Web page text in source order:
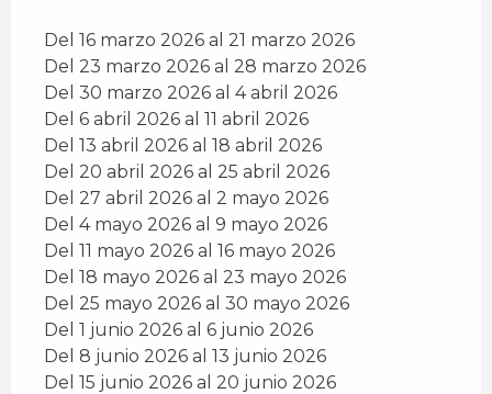
Del 16 marzo 2026 al 21 marzo 2026
Del 23 marzo 2026 al 28 marzo 2026
Del 30 marzo 2026 al 4 abril 2026
Del 6 abril 2026 al 11 abril 2026
Del 13 abril 2026 al 18 abril 2026
Del 20 abril 2026 al 25 abril 2026
Del 27 abril 2026 al 2 mayo 2026
Del 4 mayo 2026 al 9 mayo 2026
Del 11 mayo 2026 al 16 mayo 2026
Del 18 mayo 2026 al 23 mayo 2026
Del 25 mayo 2026 al 30 mayo 2026
Del 1 junio 2026 al 6 junio 2026
Del 8 junio 2026 al 13 junio 2026
Del 15 junio 2026 al 20 junio 2026